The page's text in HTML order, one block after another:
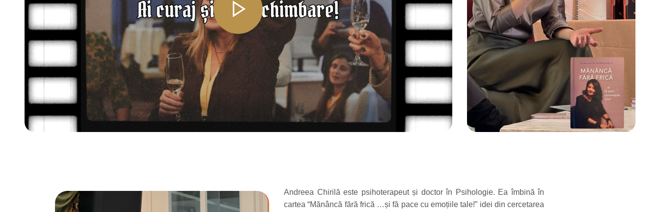
Andreea Chirilă este psihoterapeut și doctor în Psihologie. Ea îmbină în
cartea “Mănâncă fără frică …și fă pace cu emoțiile tale!” idei din cercetarea